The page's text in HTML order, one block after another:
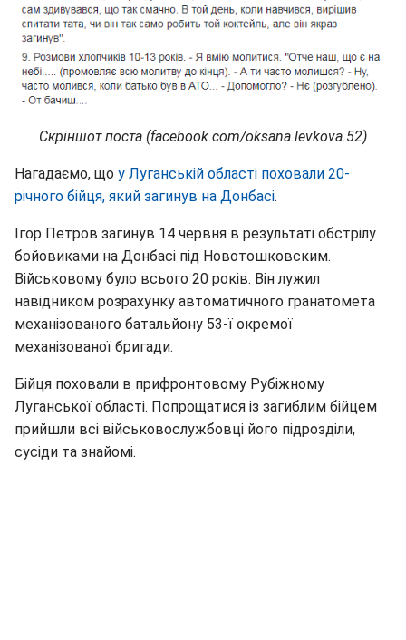
Скріншот поста (facebook.com/oksana.levkova.52)
Нагадаємо, що у Луганській області поховали 20-
річного бійця, який загинув на Донбасі.
Ігор Петров загинув 14 червня в результаті обстрілу
бойовиками на Донбасі під Новотошковским.
Військовому було всього 20 років. Він лужил
навідником розрахунку автоматичного гранатомета
механізованого батальйону 53-ї окремої
механізованої бригади.
Бійця поховали в прифронтовому Рубіжному
Луганської області. Попрощатися із загиблим бійцем
прийшли всі військовослужбовці його підрозділи,
сусіди та знайомі.